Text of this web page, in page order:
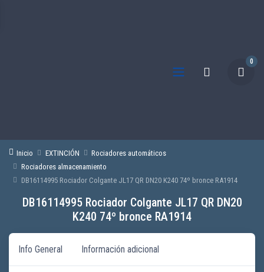
0
Inicio EXTINCIÓN
Rociadores automáticos
Rociadores almacenamiento
DB16114995 Rociador Colgante JL17 QR DN20 K240 74º bronce RA1914
DB16114995 Rociador Colgante JL17 QR DN20
K240 74º bronce RA1914
Info General Información adicional